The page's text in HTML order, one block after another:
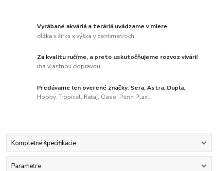
Vyrábané akváriá a teráriá uvádzame v miere
dĺžka x šírka x výška v centimetroch.
Za kvalitu ručíme, a preto uskutočňujeme rozvoz vivárií
iba vlastnou dopravou.
Predávame len overené značky: Sera, Astra, Dupla,
Hobby, Tropical, Rataj, Oase, Penn Plax...
Kompletné špecifikácie
Parametre